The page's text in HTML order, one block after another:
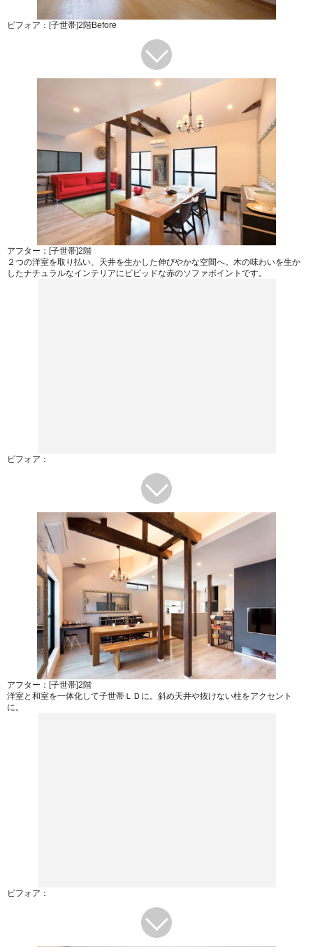
ビフォア：[子世帯]2階Before
アフター：[子世帯]2階
２つの洋室を取り払い、天井を生かした伸びやかな空間へ。木の味わいを生か
したナチュラルなインテリアにビビッドな赤のソファポイントです。
ビフォア：
アフター：[子世帯]2階
洋室と和室を一体化して子世帯ＬＤに。斜め天井や抜けない柱をアクセント
に。
ビフォア：